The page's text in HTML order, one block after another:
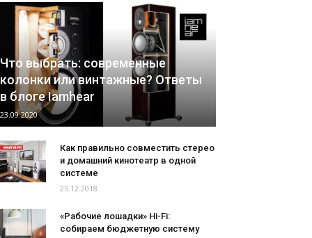
Что выбрать: современные
колонки или винтажные? Ответы
в блоге Iamhear
23.09.2020
Как правильно совместить стерео
и домашний кинотеатр в одной
системе
25.12.2018
«Рабочие лошадки» Hi-Fi:
собираем бюджетную систему